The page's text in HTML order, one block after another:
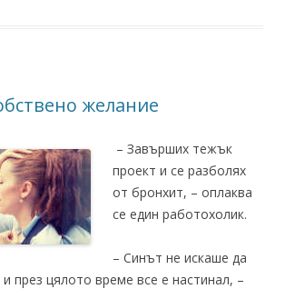
желание
– Завърших тежък
проект и се разболях
от бронхит, – оплаква
се един работохолик.
– Синът не искаше да
през цялото време все е настинал, –